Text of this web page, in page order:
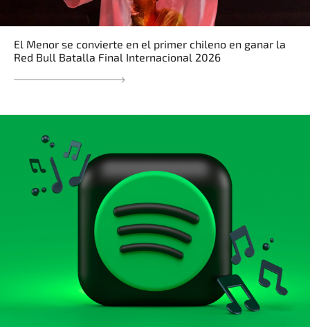
El Menor se convierte en el primer chileno en ganar la
Red Bull Batalla Final Internacional 2026